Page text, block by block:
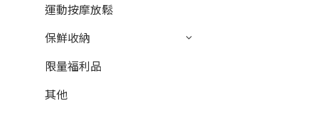
運動按摩放鬆
保鮮收納
限量福利品
其他